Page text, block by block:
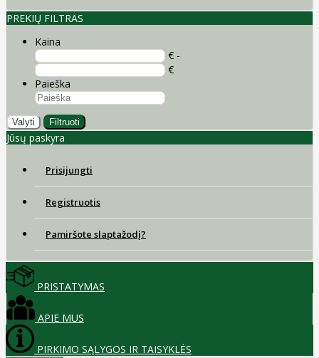
PREKIŲ FILTRAS
Kaina
€ -
€
Paieška
Valyti Filtruoti
Jūsų paskyra
Prisijungti
Registruotis
Pamiršote slaptažodį?
PRISTATYMAS
APIE MUS
PIRKIMO SĄLYGOS IR TAISYKLĖS